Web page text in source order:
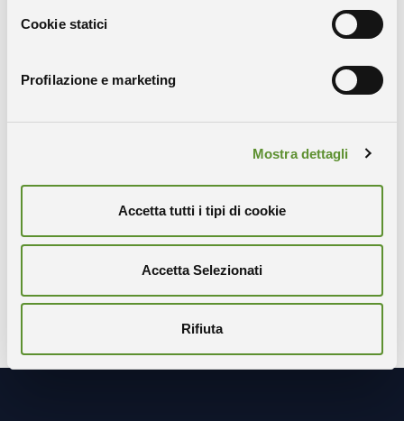
Cookie statici
Profilazione e marketing
Mostra dettagli
Accetta tutti i tipi di cookie
Accetta Selezionati
Rifiuta
fondo
, che rischia di coprire i segnali debolissimi
Condividi
FACEBOOK